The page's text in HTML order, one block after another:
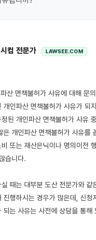
컴 전문가 LAWSEE.COM
개인파산 면책불허가 사유가 되
된 개인파산 면책불허가 사유
은 개인파산 면책불허가 사유를
또는 재산은닉이나 명의이전
습니다.
때는 대부분 도산 전문가와 같
진행하시는 경우가 많은데, 신청
되는 사유는 사전에 상담을 통해